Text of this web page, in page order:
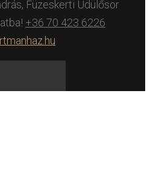
Füzeskerti Üdülősor
+36 70 423 6226